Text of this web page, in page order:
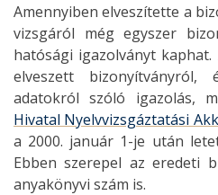
Amennyiben elveszítette a
vizsgáról még egyszer
hatósági igazolványt
elveszett
adatokról szóló igazolás,
Hivatal Nyelvvizsgáztatási
a 2000. január 1-je után
Ebben szerepel az eredeti
anyakönyvi szám is.